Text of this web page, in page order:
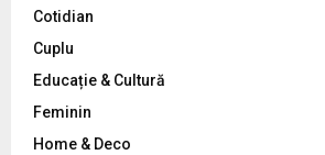
:Cotidian
Cuplu
Educație & Cultură
Feminin
Home & Deco